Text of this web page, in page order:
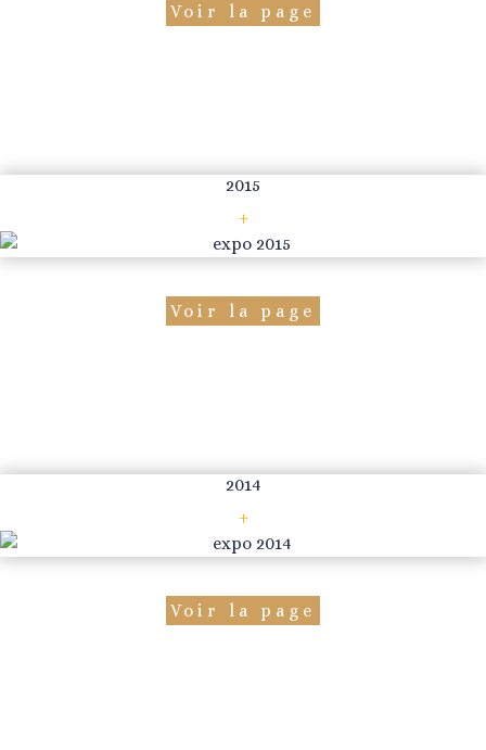
Voir la page
2015
+
Voir la page
2014
+
Voir la page